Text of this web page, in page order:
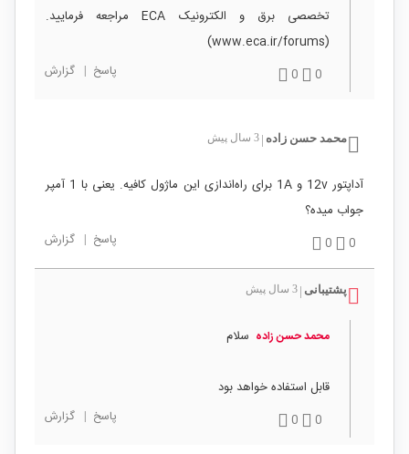
تخصصی برق و الکترونیک ECA مراجعه فرمایید.
(www.eca.ir/forums)
0
0 پاسخ | گزارش
محمد حسن زاده 3 سال پیش
آداپتور 12v و 1A برای راه‌اندازی این ماژول کافیه. یعنی با 1 آمپر
جواب میده؟
0
0 پاسخ | گزارش
پشتیبانی 3 سال پیش
محمد حسن زاده سلام
قابل استفاده خواهد بود
0
0 پاسخ | گزارش